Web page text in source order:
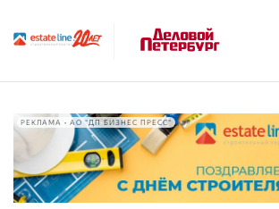
РЕКЛАМА • АО "ДП БИЗНЕС ПРЕСС"